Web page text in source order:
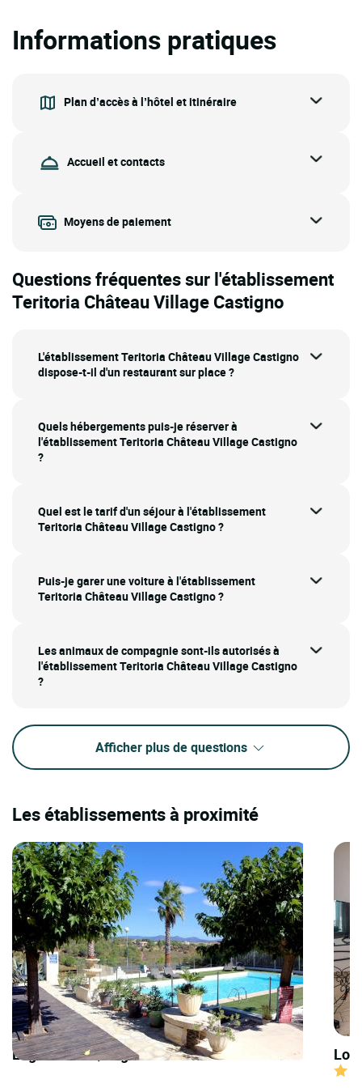
Informations pratiques
Plan d’accès à l’hôtel et itinéraire
Accueil et contacts
Moyens de paiement
Questions fréquentes sur l'établissement
Teritoria Château Village Castigno
L'établissement Teritoria Château Village Castigno
dispose-t-il d'un restaurant sur place ?
Quels hébergements puis-je réserver à
l'établissement Teritoria Château Village Castigno
?
Quel est le tarif d'un séjour à l'établissement
Teritoria Château Village Castigno ?
Puis-je garer une voiture à l'établissement
Teritoria Château Village Castigno ?
Les animaux de compagnie sont-ils autorisés à
l'établissement Teritoria Château Village Castigno
?
Afficher plus de questions
Les établissements à proximité
Logis Hôtels | Logis Hôtel le Pressoir